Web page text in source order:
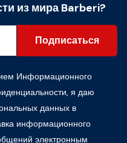
из мира Barberi?
Подписаться
Информационного
, я даю
данных в
информационного
электронным